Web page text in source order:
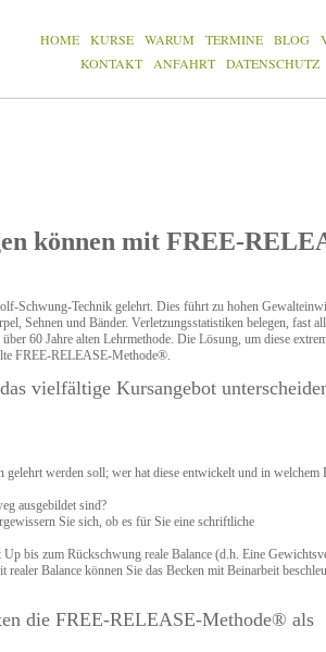
HOME KURSE WARUM TERMINE BLOG
KONTAKT
ANFAHRT DATENSCHUTZ
können mit FREE-
Schwung-Technik gelehrt. Dies führt zu hohen
Sehnen und Bänder. Verletzungsstatistiken belegen, fast
60 Jahre alten Lehrmethode. Die Lösung, um diese
FREE-RELEASE-Methode®.
vielfältige Kursangebot
gelehrt werden soll; wer hat diese entwickelt und in welchem
ausgebildet sind?
Sie sich, ob es für Sie eine schriftliche
bis zum Rückschwung reale Balance (d.h. Eine
Balance können Sie das Becken mit Beinarbeit
die FREE-RELEASE-Methode® als